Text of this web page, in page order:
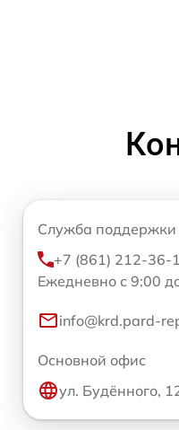
Служба поддержки
+7 (861) 212-36-
Ежедневно с 9:00
info@krd.pard-
Основной офис
ул. Будённого,